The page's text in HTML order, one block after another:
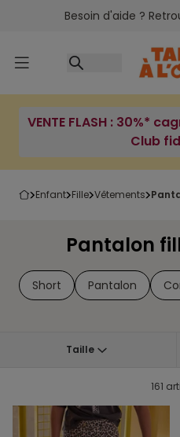
Accéder au contenu
Besoin d'aide ?
VENTE FLASH : 30%*
Club
enfant fille vêtements
Pantalon
Short Pantalon
Taille
161